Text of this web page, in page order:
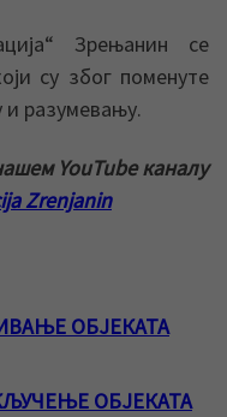
Зрењанин се
су због поменуте
и разумевању.
YouTube каналу
Zrenjanin
ОБЈЕКАТА
ОБЈЕКАТА